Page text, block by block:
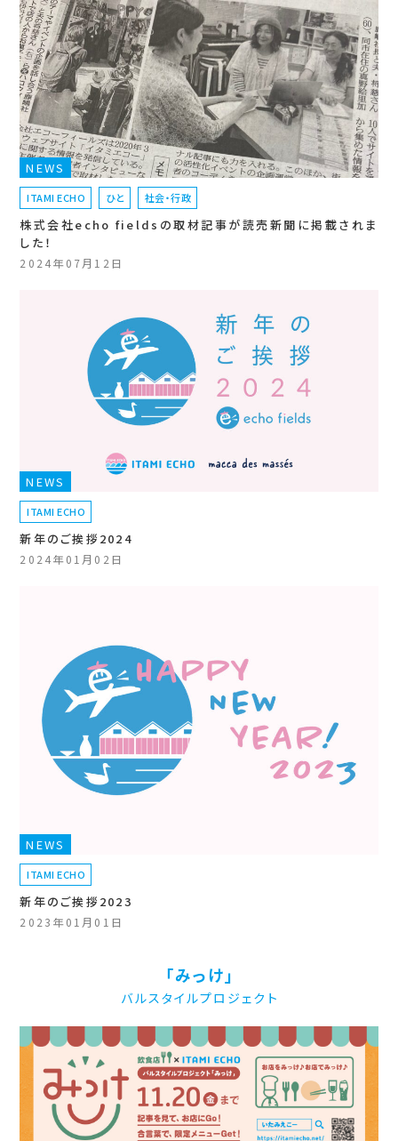
NEWS
ITAMI ECHO ひと 社会・行政
株式会社echo fieldsの取材記事が読売新聞に掲載されま
した！
2024年07月12日
NEWS
ITAMI ECHO
新年のご挨拶2024
2024年01月02日
NEWS
ITAMI ECHO
新年のご挨拶2023
2023年01月01日
「みっけ」
バルスタイルプロジェクト